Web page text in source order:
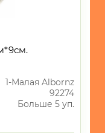
1-Малая Albornz
92274
Больше 5 уп.